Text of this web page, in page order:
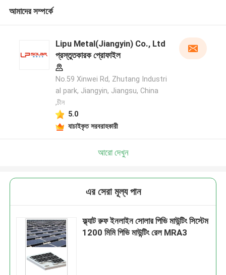
আমাদের সম্পর্কে
Lipu Metal(Jiangyin) Co., Ltd
প্রস্তুতকারক প্রোফাইল
No.59 Xinwei Rd, Zhutang Industri
al park, Jiangyin, Jiangsu, China
,চীন
5.0
যাচাইকৃত সরবরাহকারী
আরো দেখুন
এর সেরা মূল্য পান
ফ্ল্যাট রুফ ইনলাইন সোলার পিভি মাউন্টিং সিস্টেম
1200 মিমি পিভি মাউন্টিং রেল MRA3